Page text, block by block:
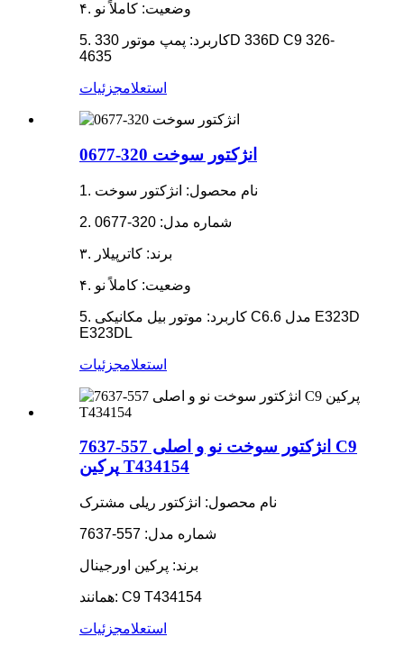
۴. وضعیت: کاملاً نو
5. کاربرد: پمپ موتور 330D 336D C9 326-
4635
استعلامجزئیات
انژکتور سوخت 320-0677
1. نام محصول: انژکتور سوخت
2. شماره مدل: 320-0677
۳. برند: کاترپیلار
۴. وضعیت: کاملاً نو
5. کاربرد: موتور بیل مکانیکی C6.6 مدل E323D
E323DL
استعلامجزئیات
انژکتور سوخت نو و اصلی 557-7637 C9
پرکین T434154
نام محصول: انژکتور ریلی مشترک
شماره مدل: 557-7637
برند: پرکین اورجینال
همانند: C9 T434154
استعلامجزئیات